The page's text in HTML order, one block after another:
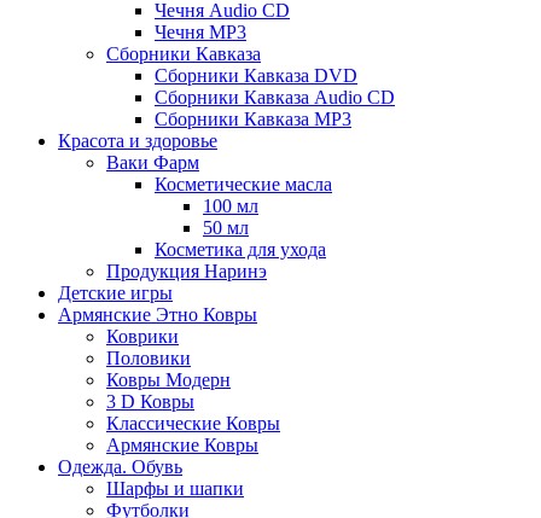
Чечня Audio CD
Чечня MP3
Сборники Кавказа
Сборники Кавказа DVD
Сборники Кавказа Audio CD
Сборники Кавказа MP3
Красота и здоровье
Ваки Фарм
Косметические масла
100 мл
50 мл
Косметика для ухода
Продукция Наринэ
Детские игры
Армянские Этно Ковры
Коврики
Половики
Ковры Модерн
3 D Ковры
Классические Ковры
Армянские Ковры
Одежда. Обувь
Шарфы и шапки
Футболки